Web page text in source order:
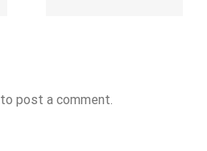
to post a comment.